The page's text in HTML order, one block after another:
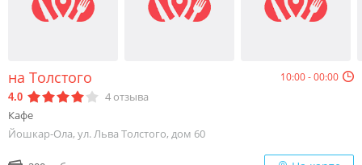
на Толстого 10:00 - 00:00
4.0 4отзыва
Кафе
Йошкар-Ола, ул. Льва Толстого, дом 60